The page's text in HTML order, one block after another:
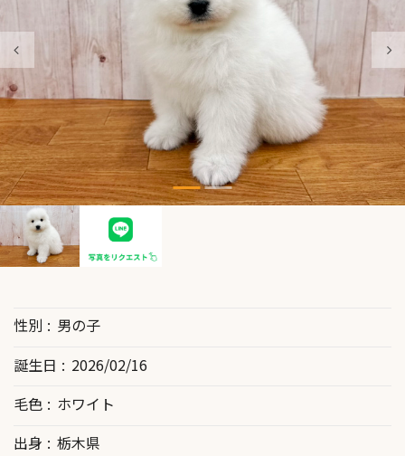
性別
男の子
誕生日
2026/02/16
毛色
ホワイト
出身
栃木県